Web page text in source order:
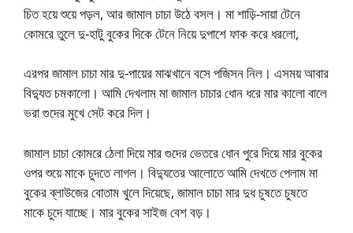
চিত হয়ে শুয়ে পড়ল, আর জামাল চাচা উঠে বসল। মা শাড়ি-সায়া টেনে
কোমরে তুলে দু-হাটু বুকের দিকে টেনে নিয়ে দুপাশে ফাক করে ধরলো,
এরপর জামাল চাচা মার দু-পায়ের মাঝখানে বসে পজিসন নিল। এসময় আবার
বিদ্যুত চমকালো। আমি দেখলাম মা জামাল চাচার ধোন ধরে মার কালো বালে
ভরা গুদের মুখে সেট করে দিল।
জামাল চাচা কোমরে ঠেলা দিয়ে মার গুদের ভেতরে ধোন পুরে দিয়ে মার বুকের
ওপর শুয়ে মাকে চুদতে লাগল। বিদ্যুতের আলোতে আমি দেখতে পেলাম মা
বুকের ব্লাউজের বোতাম খুলে দিয়েছে, জামাল চাচা মার দুধ চুষতে চুষতে
মাকে চুদে যাচ্ছে। মার বুকের সাইজ বেশ বড়।